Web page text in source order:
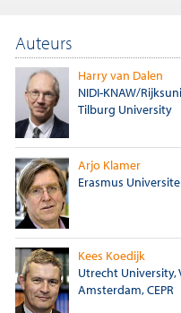
Auteurs
Harry van Dalen
NIDI-KNAW/
Tilburg University
Arjo Klamer
Erasmus
Kees Koedijk
Utrecht University,
Amsterdam, CEPR